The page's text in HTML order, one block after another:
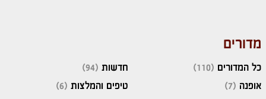
מדורים
כל המדורים (110)
אופנה (7)
חדשות (94)
טיפים והמלצות (6)